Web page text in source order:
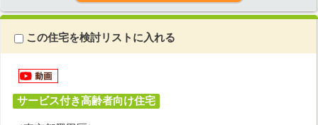
この住宅を検討リストに入れる
サービス付き高齢者向け住宅